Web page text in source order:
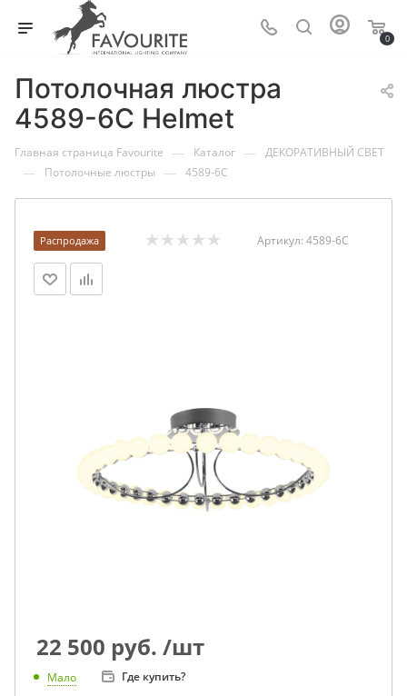
0
Потолочная люстра
4589-6C Helmet
Главная страница Favourite — Каталог — ДЕКОРАТИВНЫЙ СВЕТ
— Потолочные люстры — 4589-6C
Распродажа Артикул: 4589-6C
22 500 руб. /шт
Мало Где купить?